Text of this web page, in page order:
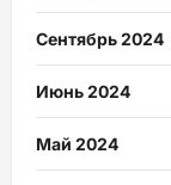
Сентябрь 2024
Июнь 2024
Май 2024